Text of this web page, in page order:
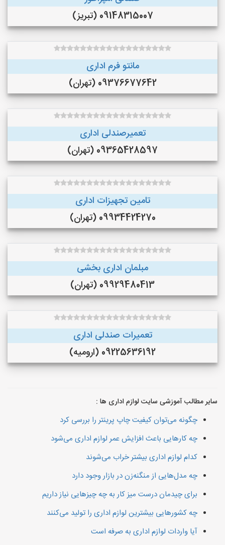
09148315007 (تبریز)
مانتو فرم اداری
09376677642 (تهران)
تعمیرصندلی اداری
09365428597 (تهران)
تامین تجهیزات اداری
09934424270 (تهران)
مبلمان اداری بخشی
09929480413 (تهران)
تعمیرات صندلی اداری
09225636192 (ارومیه)
سایر مطالب آموزشی سایت لوازم اداری ها :
چگونه می‌توان کیفیت چاپ پرینتر را بررسی کرد
چه کارهایی باعث افزایش عمر لوازم اداری می‌شود
کدام لوازم اداری بیشتر خراب می‌شوند
چه مدل‌هایی از منگنه‌زن در بازار وجود دارد
برای چیدمان درست میز کار به چه چیزهایی نیاز داریم
چه کشورهایی بیشترین لوازم اداری را تولید می‌کنند
آیا واردات لوازم اداری به صرفه است